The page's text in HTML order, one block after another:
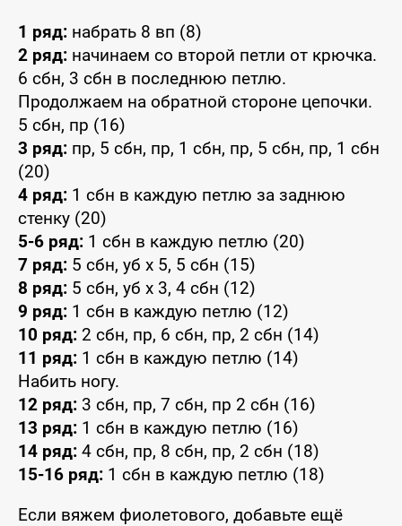
1 ряд: набрать 8 вп (8)
2 ряд: начинаем со второй петли от крючка.
6 сбн, 3 сбн в последнюю петлю.
Продолжаем на обратной стороне цепочки.
5 сбн, пр (16)
3 ряд: пр, 5 сбн, пр, 1 сбн, пр, 5 сбн, пр, 1 сбн
(20)
4 ряд: 1 сбн в каждую петлю за заднюю
стенку (20)
5-6 ряд: 1 сбн в каждую петлю (20)
7 ряд: 5 сбн, уб x 5, 5 сбн (15)
8 ряд: 5 сбн, уб x 3, 4 сбн (12)
9 ряд: 1 сбн в каждую петлю (12)
10 ряд: 2 сбн, пр, 6 сбн, пр, 2 сбн (14)
11 ряд: 1 сбн в каждую петлю (14)
Набить ногу.
12 ряд: 3 сбн, пр, 7 сбн, пр 2 сбн (16)
13 ряд: 1 сбн в каждую петлю (16)
14 ряд: 4 сбн, пр, 8 сбн, пр, 2 сбн (18)
15-16 ряд: 1 сбн в каждую петлю (18)
Если вяжем фиолетового, добавьте ещё